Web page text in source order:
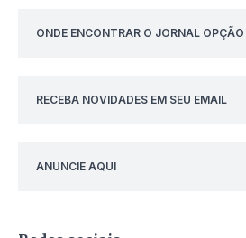
ONDE ENCONTRAR O JORNAL OPÇÃO
RECEBA NOVIDADES EM SEU EMAIL
ANUNCIE AQUI